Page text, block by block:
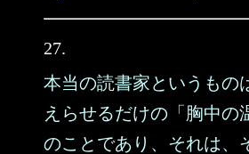
27.
本当の読書家というもの
えらせるだけの「胸中の
のことであり、それは、